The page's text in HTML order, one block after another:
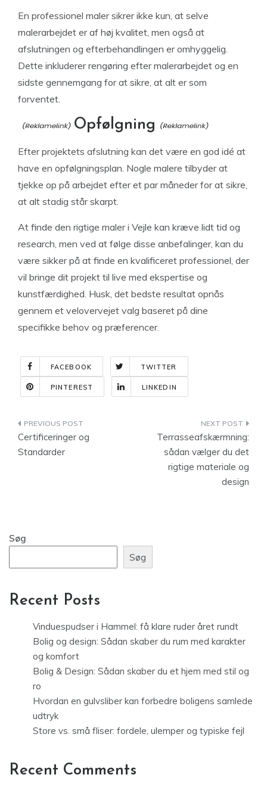
En professionel maler sikrer ikke kun, at selve
malerarbejdet er af høj kvalitet, men også at
afslutningen og efterbehandlingen er omhyggelig.
Dette inkluderer rengøring efter malerarbejdet og en
sidste gennemgang for at sikre, at alt er som
forventet.
Opfølgning
Efter projektets afslutning kan det være en god idé at
have en opfølgningsplan. Nogle malere tilbyder at
tjekke op på arbejdet efter et par måneder for at sikre,
at alt stadig står skarpt.
At finde den rigtige maler i Vejle kan kræve lidt tid og
research, men ved at følge disse anbefalinger, kan du
være sikker på at finde en kvalificeret professionel, der
vil bringe dit projekt til live med ekspertise og
kunstfærdighed. Husk, det bedste resultat opnås
gennem et velovervejet valg baseret på dine
specifikke behov og præferencer.
FACEBOOK TWITTER
PINTEREST LINKEDIN
Indlægsnavigation
Certificeringer og
Standarder
Terrasseafskærmning:
sådan vælger du det
rigtige materiale og
design
Søg
Søg
Recent Posts
Vinduespudser i Hammel: få klare ruder året rundt
Bolig og design: Sådan skaber du rum med karakter
og komfort
Bolig & Design: Sådan skaber du et hjem med stil og
ro
Hvordan en gulvsliber kan forbedre boligens samlede
udtryk
Store vs. små fliser: fordele, ulemper og typiske fejl
Recent Comments